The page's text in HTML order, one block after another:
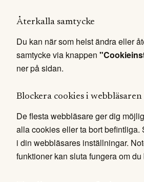
Återkalla samtycke
Du kan när som helst ändra eller
samtycke via knappen
ner på sidan.
Blockera cookies i webbläsaren
De flesta webbläsare ger dig
alla cookies eller ta bort befintliga.
i din webbläsares inställningar.
funktioner kan sluta fungera om